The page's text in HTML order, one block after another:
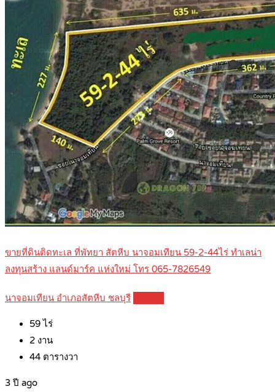
ขายที่ดินติดทะเล ที่พัทยา สัตหีบ นาจอมเทียน 59-2-44ไร่ ทำเลน่า
ลงทุนสร้าง แลนด์มาร์ค แห่งใหม่ โทร 065-7826549
นาจอมเทียน อำเภอสัตหีบ ชลบุรี
59ไร่
2 งาน
44 ตารางวา
3 ปี ago